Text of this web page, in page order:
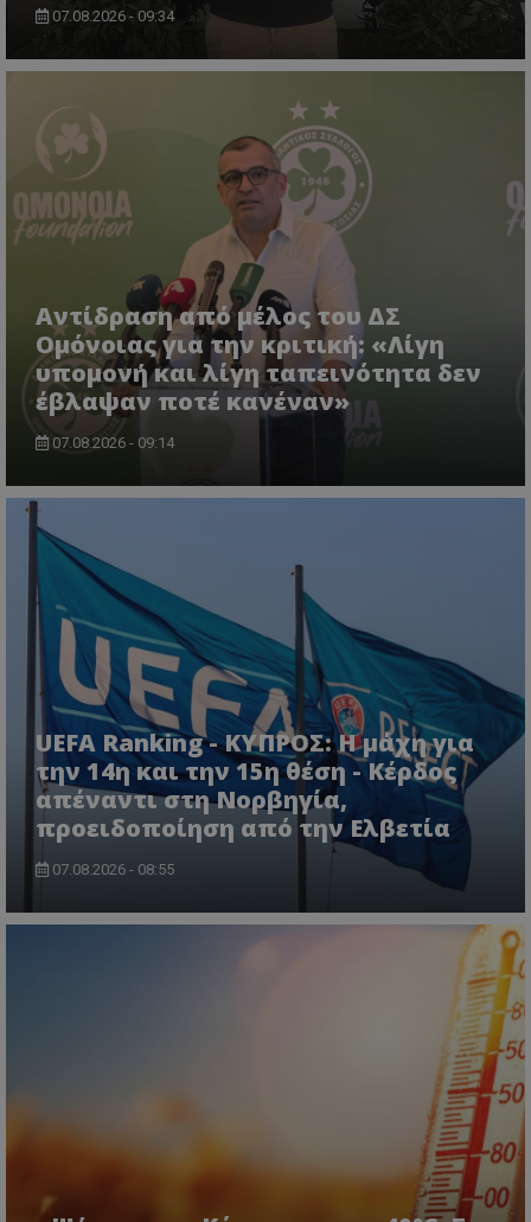
07.08.2026 - 09:34
Αντίδραση από μέλος του ΔΣ
Ομόνοιας για την κριτική: «Λίγη
υπομονή και λίγη ταπεινότητα δεν
έβλαψαν ποτέ κανέναν»
07.08.2026 - 09:14
UEFA Ranking - ΚΥΠΡΟΣ: Η μάχη για
την 14η και την 15η θέση - Κέρδος
απέναντι στη Νορβηγία,
προειδοποίηση από την Ελβετία
07.08.2026 - 08:55